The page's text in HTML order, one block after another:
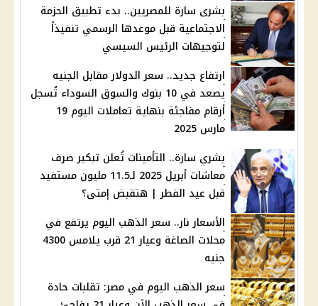
بشرى سارة للمصريين.. بدء تطبيق الحزمة
الاجتماعية قبل موعدها الرسمي تنفيذاً
لتوجيهات الرئيس السيسي
ارتفاع جديد.. سعر الدولار مقابل الجنيه
يصعد في 10 بنوك والسوق السوداء تُسجل
أرقام مفاجئة بنهاية تعاملات اليوم 19
مارس 2025
بشري سارة.. التأمينات تُعلن تبكير صرف
معاشات أبريل 2025 لـ11.5 مليون مستفيد
قبل عيد الفطر | هتقبض إمتى؟
الأسعار نار.. سعر الذهب اليوم يرتفع في
محلات الصاغة وعيار 21 قرب يلامس 4300
جنيه
سعر الذهب اليوم في مصر: تقلبات حادة